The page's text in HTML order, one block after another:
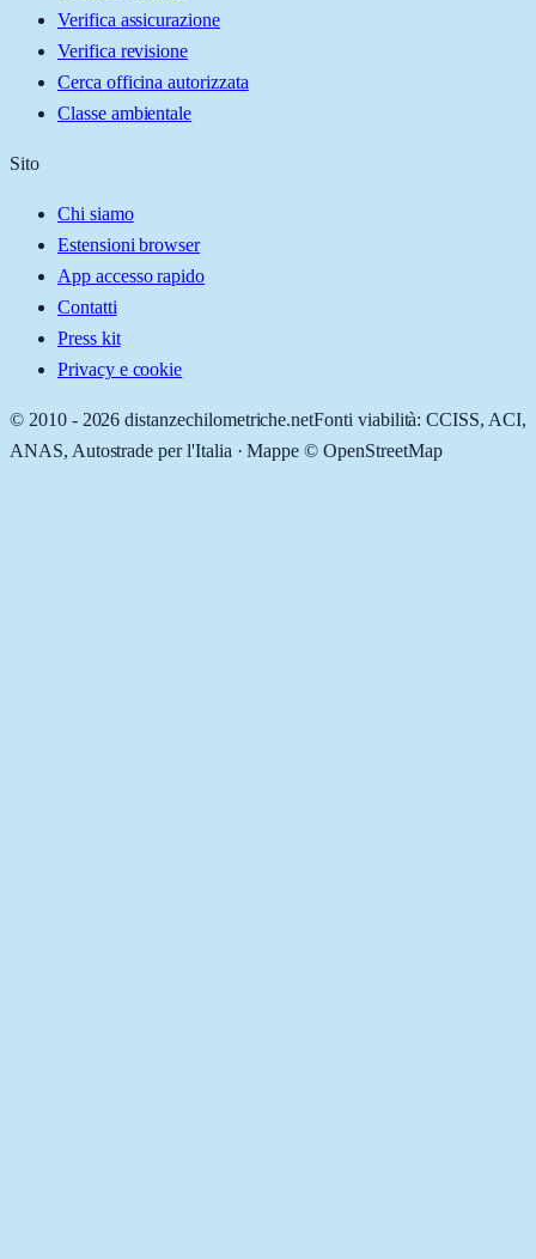
Verifica assicurazione
Verifica revisione
Cerca officina autorizzata
Classe ambientale
Sito
Chi siamo
Estensioni browser
App accesso rapido
Contatti
Press kit
Privacy e cookie
© 2010 - 2026 distanzechilometriche.netFonti viabilità: CCISS, ACI,
ANAS, Autostrade per l'Italia · Mappe © OpenStreetMap